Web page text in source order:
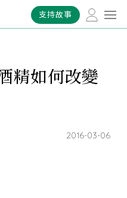
支持故事
精如何改變
2016-03-06